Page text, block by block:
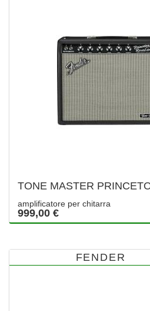
TONE MASTER
amplificatore per chitarra
999,00 €
FENDER